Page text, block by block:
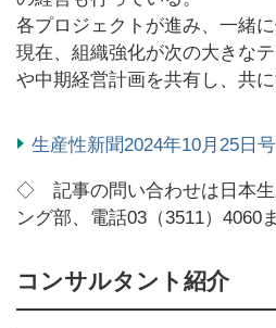
各プロジェクトが進み、一緒
現在、組織強化が次の大きな
や中期経営計画を共有し、共
生産性新聞2024年10月25日号
◇ 記事の問い合わせは日本生
ング部、電話03（3511）4060
コンサルタント紹介